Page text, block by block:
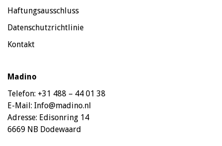
Haftungsausschluss
Datenschutzrichtlinie
Kontakt
Madino
Telefon: +31 488 – 44 01 38
E-Mail: Info@madino.nl
Adresse: Edisonring 14
6669 NB Dodewaard